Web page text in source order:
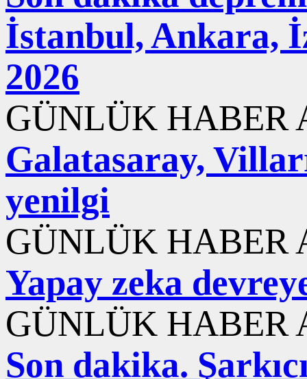
İstanbul, Ankara,
2026
GÜNLÜK HABER
Galatasaray,
yenilgi
GÜNLÜK HABER
Yapay zeka
GÜNLÜK HABER
Son dakika.